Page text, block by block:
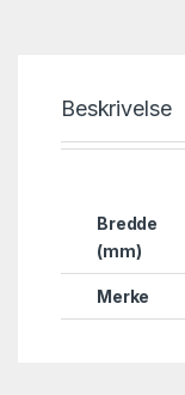
Beskrivelse
Bredde
(mm)
Merke